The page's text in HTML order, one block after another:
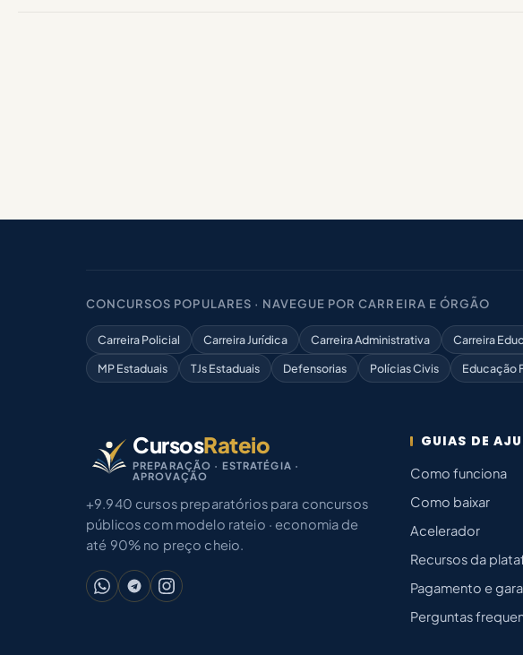
CONCURSOS POPULARES · NAVEGUE POR CARREIRA E ÓRGÃO
Carreira Policial Carreira Jurídica Carreira Administrativa Carreira
MP Estaduais
TJs Estaduais Defensorias Polícias Civis Educação
CursosRateio
PREPARAÇÃO · ESTRATÉGIA ·
APROVAÇÃO
+9.940 cursos preparatórios para concursos
públicos com modelo rateio · economia de
até 90% no preço cheio.
GUIAS DE
Como funciona
Como baixar
Acelerador
Recursos da
Pagamento e
Perguntas